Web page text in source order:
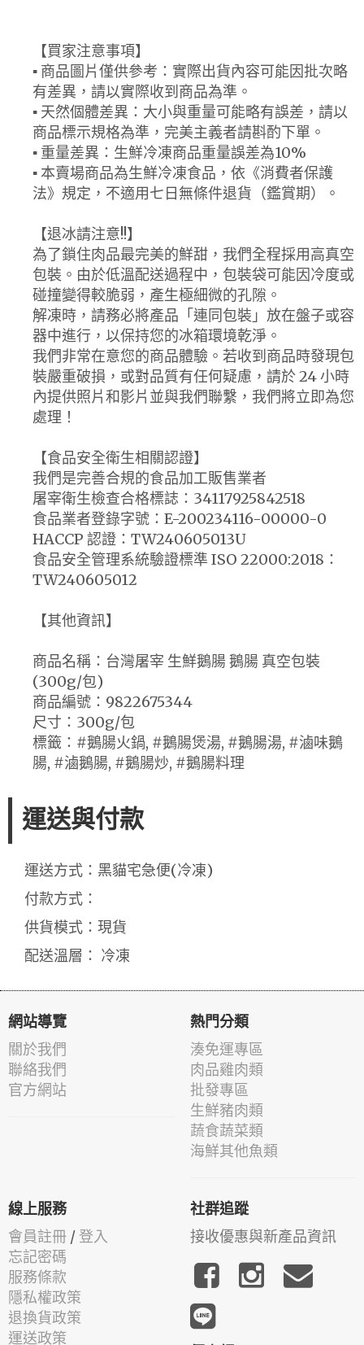
【買家注意事項】
▪ 商品圖片僅供參考：實際出貨內容可能因批次略
有差異，請以實際收到商品為準。
▪ 天然個體差異：大小與重量可能略有誤差，請以
商品標示規格為準，完美主義者請斟酌下單。
▪ 重量差異：生鮮冷凍商品重量誤差為10%
▪ 本賣場商品為生鮮冷凍食品，依《消費者保護
法》規定，不適用七日無條件退貨（鑑賞期）。
【退冰請注意!!】
為了鎖住肉品最完美的鮮甜，我們全程採用高真空
包裝。由於低溫配送過程中，包裝袋可能因冷度或
碰撞變得較脆弱，產生極細微的孔隙。
解凍時，請務必將產品「連同包裝」放在盤子或容
器中進行，以保持您的冰箱環境乾淨。
我們非常在意您的商品體驗。若收到商品時發現包
裝嚴重破損，或對品質有任何疑慮，請於 24 小時
內提供照片和影片並與我們聯繫，我們將立即為您
處理！
【食品安全衛生相關認證】
我們是完善合規的食品加工販售業者
屠宰衛生檢查合格標誌：34117925842518
食品業者登錄字號：E-200234116-00000-0
HACCP 認證：TW240605013U
食品安全管理系統驗證標準 ISO 22000:2018：
TW240605012
【其他資訊】
商品名稱：台灣屠宰 生鮮鵝腸 鵝腸 真空包裝
(300g/包)
商品編號：9822675344
尺寸：300g/包
標籤：#鵝腸火鍋, #鵝腸煲湯, #鵝腸湯, #滷味鵝
腸, #滷鵝腸, #鵝腸炒, #鵝腸料理
運送與付款
運送方式：黑貓宅急便(冷凍)
付款方式：
供貨模式：現貨
配送溫層： 冷凍
網站導覽
關於我們
聯絡我們
官方網站
熱門分類
湊免運專區
肉品雞肉類
批發專區
生鮮豬肉類
蔬食蔬菜類
海鮮其他魚類
線上服務
會員註冊 / 登入
忘記密碼
服務條款
隱私權政策
退換貨政策
運送政策
社群追蹤
接收優惠與新產品資訊